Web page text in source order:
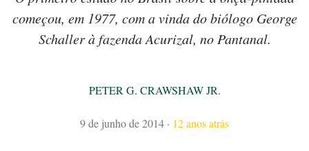
começou, em 1977, com a vinda do biólogo George
Schaller à fazenda Acurizal, no Pantanal.
PETER G. CRAWSHAW JR.
9 de junho de 2014 · 12 anos atrás